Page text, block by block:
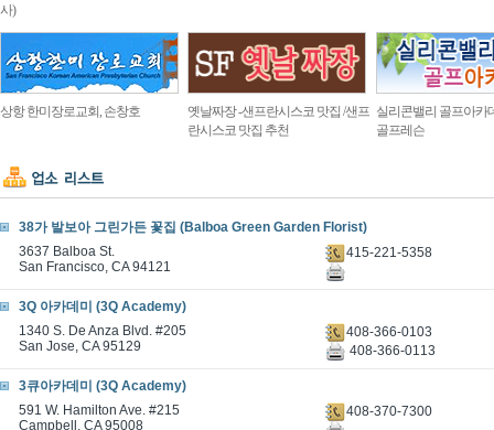
사)
상항 한미장로교회, 손창호
옛날짜장 -샌프란시스코 맛집 /샌프
란시스코 맛집 추천
실리콘밸리 골프아카
골프레슨
38가 발보아 그린가든 꽃집 (Balboa Green Garden Florist)
3637 Balboa St.
San Francisco, CA 94121
415-221-5358
3Q 아카데미 (3Q Academy)
1340 S. De Anza Blvd. #205
San Jose, CA 95129
408-366-0103
408-366-0113
3큐아카데미 (3Q Academy)
591 W. Hamilton Ave. #215
Campbell, CA 95008
408-370-7300